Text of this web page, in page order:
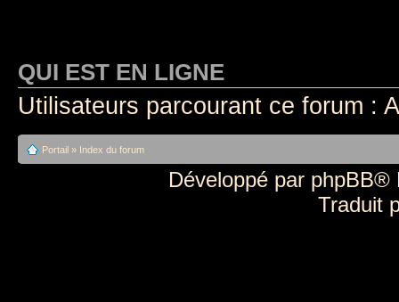
QUI EST EN LIGNE
Utilisateurs parcourant ce forum :
Portail » Index du forum
Développé par phpBB®
Traduit